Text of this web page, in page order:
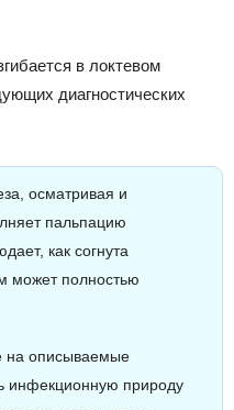
в локтевом
диагностических
осматривая и
пальпацию
как согнута
может полностью
на описываемые
инфекционную природу